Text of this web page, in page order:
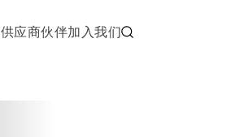
供应商伙伴加入我们